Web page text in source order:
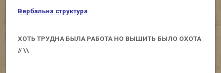
Вербальна структура
ХОТЬ ТРУДНА БЫЛА РАБОТА НО ВЫШИТЬ БЫЛО ОХОТА
// \\